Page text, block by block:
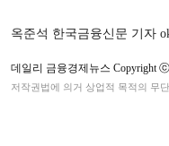
옥준석 한국금융신문 기자
데일리 금융경제뉴스 Copyright
저작권법에 의거 상업적 목적의 무